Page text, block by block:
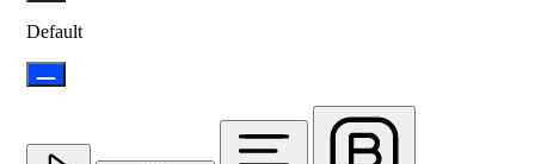
Default